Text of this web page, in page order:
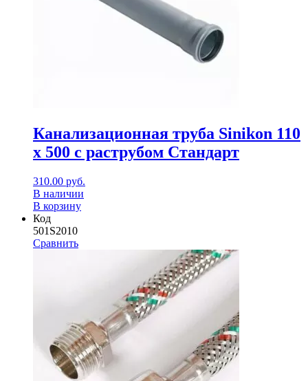
Канализационная труба Sinikon 110
х 500 с раструбом Стандарт
310.00 руб.
В наличии
В корзину
Код
501S2010
Сравнить